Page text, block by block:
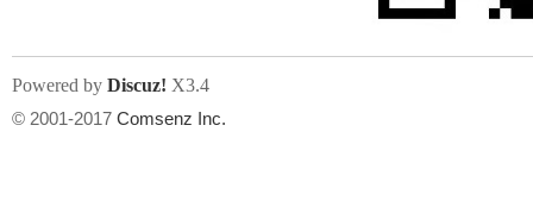
Powered by Discuz! X3.4
© 2001-2017 Comsenz Inc.